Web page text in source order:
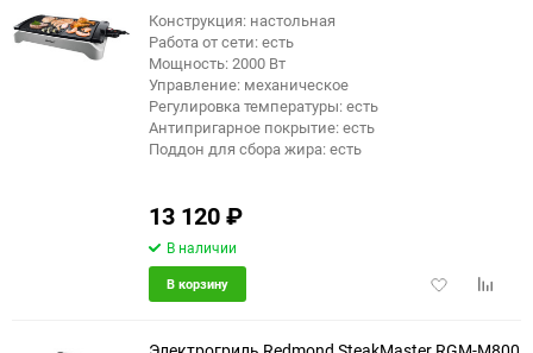
Конструкция: настольная
Работа от сети: есть
Мощность: 2000 Вт
Управление: механическое
Регулировка температуры: есть
Антипригарное покрытие: есть
Поддон для сбора жира: есть
13 120₽
В наличии
Добавить
В корзину